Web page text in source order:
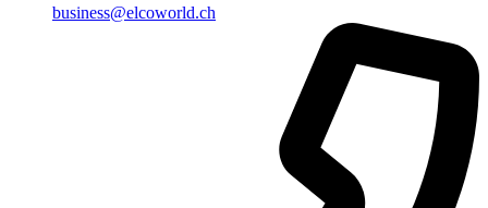
business@elcoworld.ch